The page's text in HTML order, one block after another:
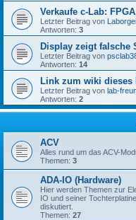
Verkaufe c-Lab:
Letzter Beitrag von
Antworten: 3
Display zeigt falsche
Letzter Beitrag von
Antworten: 14
Link zum wiki dieses
Letzter Beitrag von lab-
Antworten: 2
ACV
Alles rund um das ACV-
Themen: 3
ADA-IO (Hardware)
Hier werden Themen zur
IO und seiner
diskutiert.
Themen: 27